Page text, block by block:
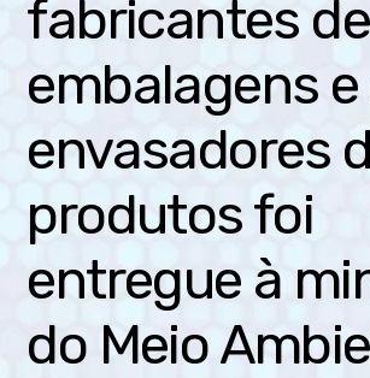
fabricantes de
embalagens e
envasadores
produtos foi
entregue à
do Meio